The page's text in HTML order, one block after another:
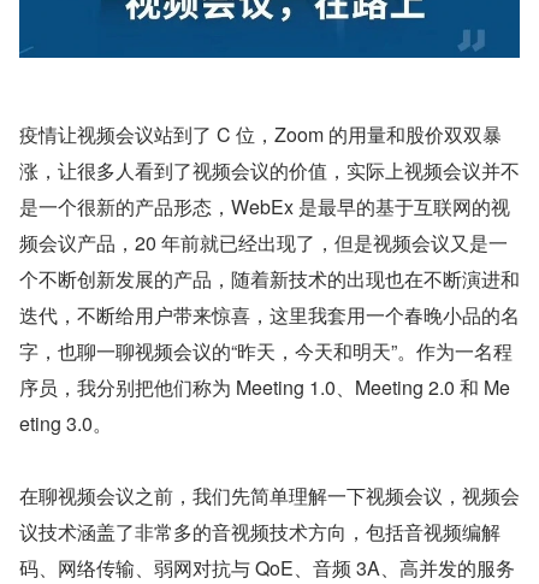
疫情让视频会议站到了 C 位，Zoom 的用量和股价双双暴
涨，让很多人看到了视频会议的价值，实际上视频会议并不
是一个很新的产品形态，WebEx 是最早的基于互联网的视
频会议产品，20 年前就已经出现了，但是视频会议又是一
个不断创新发展的产品，随着新技术的出现也在不断演进和
迭代，不断给用户带来惊喜，这里我套用一个春晚小品的名
字，也聊一聊视频会议的“昨天，今天和明天”。作为一名程
序员，我分别把他们称为 Meeting 1.0、Meeting 2.0 和 Me
eting 3.0。
在聊视频会议之前，我们先简单理解一下视频会议，视频会
议技术涵盖了非常多的音视频技术方向，包括音视频编解
码、网络传输、弱网对抗与 QoE、音频 3A、高并发的服务